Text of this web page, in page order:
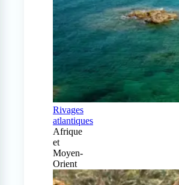
Rivages
atlantiques
Afrique
et
Moyen-
Orient